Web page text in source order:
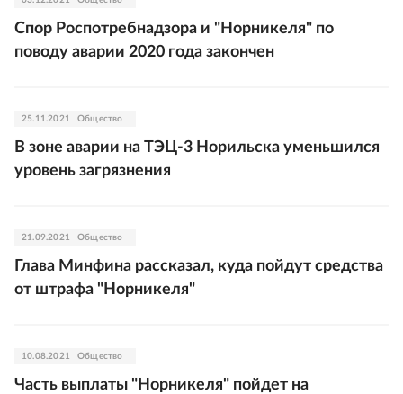
Спор Роспотребнадзора и "Норникеля" по
поводу аварии 2020 года закончен
25.11.2021 Общество
В зоне аварии на ТЭЦ-3 Норильска уменьшился
уровень загрязнения
21.09.2021 Общество
Глава Минфина рассказал, куда пойдут средства
от штрафа "Норникеля"
10.08.2021 Общество
Часть выплаты "Норникеля" пойдет на